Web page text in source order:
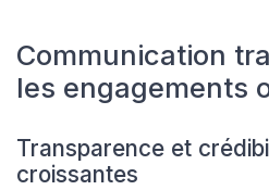
Communication
les engagements
Transparence et
croissantes